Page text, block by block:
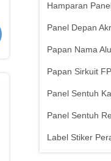
Hamparan
Panel Depan
Papan Nama
Papan Sirkuit
Panel Sentuh
Panel Sentuh
Label Stiker